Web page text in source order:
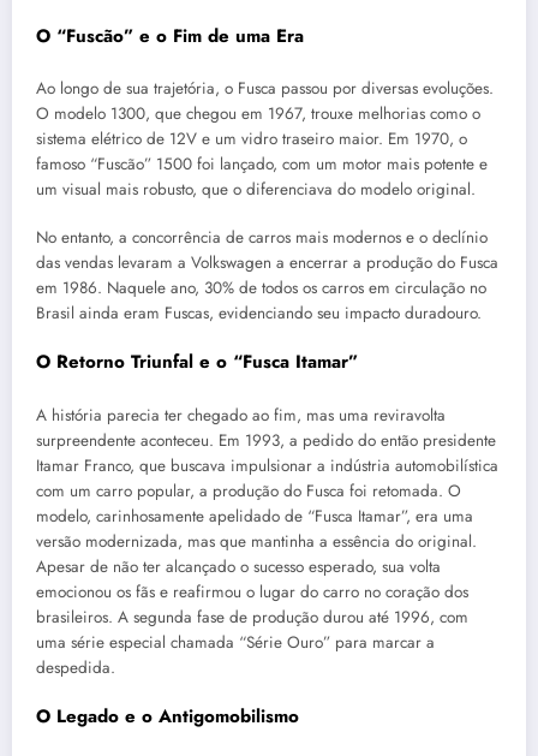
O “Fuscão” e o Fim de uma Era
Ao longo de sua trajetória, o Fusca passou por diversas evoluções.
O modelo 1300, que chegou em 1967, trouxe melhorias como o
sistema elétrico de 12V e um vidro traseiro maior. Em 1970, o
famoso “Fuscão” 1500 foi lançado, com um motor mais potente e
um visual mais robusto, que o diferenciava do modelo original.
No entanto, a concorrência de carros mais modernos e o declínio
das vendas levaram a Volkswagen a encerrar a produção do Fusca
em 1986. Naquele ano, 30% de todos os carros em circulação no
Brasil ainda eram Fuscas, evidenciando seu impacto duradouro.
O Retorno Triunfal e o “Fusca Itamar”
A história parecia ter chegado ao fim, mas uma reviravolta
surpreendente aconteceu. Em 1993, a pedido do então presidente
Itamar Franco, que buscava impulsionar a indústria automobilística
com um carro popular, a produção do Fusca foi retomada. O
modelo, carinhosamente apelidado de “Fusca Itamar”, era uma
versão modernizada, mas que mantinha a essência do original.
Apesar de não ter alcançado o sucesso esperado, sua volta
emocionou os fãs e reafirmou o lugar do carro no coração dos
brasileiros. A segunda fase de produção durou até 1996, com
uma série especial chamada “Série Ouro” para marcar a
despedida.
O Legado e o Antigomobilismo